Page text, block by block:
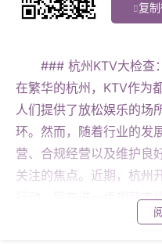
复
### 杭州KTV大检查：
在繁华的杭州，KTV作为
人们提供了放松娱乐的场
环。然而，随着行业的发
营、合规经营以及维护良
关注的焦点。近期，杭州
行动，旨在进一步规范市
权益。本文将深入探讨此